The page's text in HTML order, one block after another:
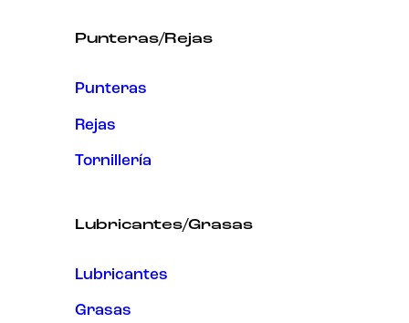
Punteras/Rejas
Punteras
Rejas
Tornillería
Lubricantes/Grasas
Lubricantes
Grasas